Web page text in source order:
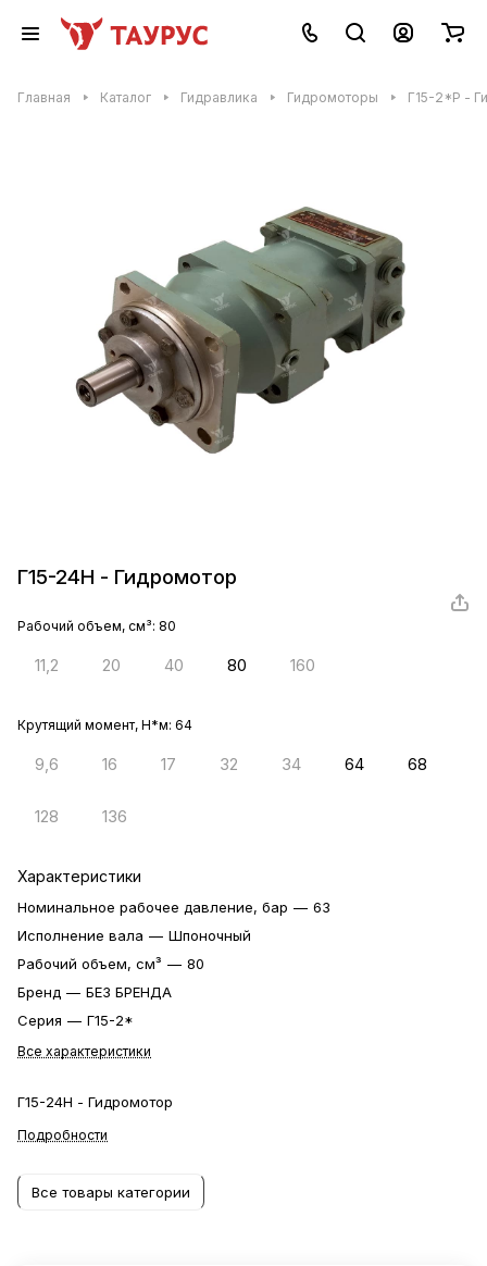
Главная Каталог Гидравлика Гидромоторы Г15-2*Р -
Г15-24Н - Гидромотор
Рабочий объем, см³: 80
11,2 20 40 80 160
Крутящий момент, Н*м: 64
9,6 16 17 32 34 64 68
128 136
Характеристики
Номинальное рабочее давление, бар — 63
Исполнение вала — Шпоночный
Рабочий объем, см³ — 80
Бренд — БЕЗ БРЕНДА
Серия — Г15-2*
Все характеристики
Г15-24Н - Гидромотор
Подробности
Все товары категории